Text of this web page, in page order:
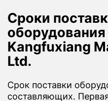
Сроки
Kangfuxiang
Ltd.
Срок поставки
составляющих.